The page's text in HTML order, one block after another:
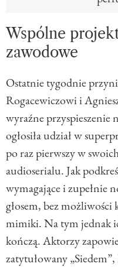
Wspólne
zawodowe
Ostatnie tygodnie
Rogacewiczowi i
wyraźne przyspieszenie
ogłosiła udział w
po raz pierwszy w
audioserialu. Jak
wymagające i zupełnie
głosem, bez możliwości
mimiki. Na tym jednak
kończą. Aktorzy
zatytułowany